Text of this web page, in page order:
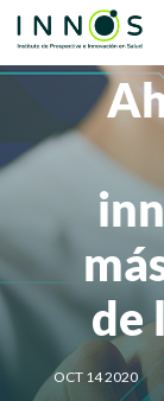
de
OCT 14 2020